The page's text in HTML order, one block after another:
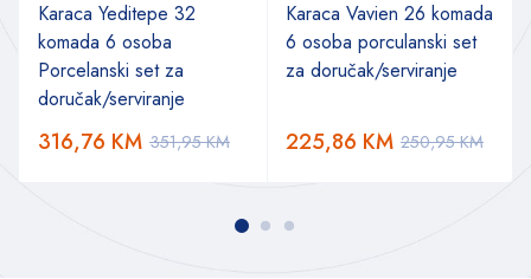
Karaca Yeditepe 32
komada 6 osoba
Porcelanski set za
doručak/serviranje
351,95KM
316,76 KM
Karaca Vavien 26 komada
6 osoba porculanski set
za doručak/serviranje
250,95KM
225,86 KM